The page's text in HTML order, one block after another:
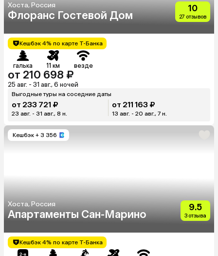
Хоста, Россия
Флоранс Гостевой Дом
10
27 отзывов
Кешбэк 4% по карте Т-Банка
галька 11 км везде
от 210 698 ₽
25 авг. - 31 авг., 6 ночей
Выгодные туры на соседние даты
от 233 721 ₽
23 авг. - 31 авг., 8 н.
от 211 163 ₽
13 авг. - 20 авг., 7 н.
Кешбэк + 3 356
Хоста, Россия
Апартаменты Сан-Марино
9.5
3 отзыва
Кешбэк 4% по карте Т-Банка